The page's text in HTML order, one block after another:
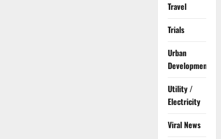
Travel
Trials
Urban
Development
Utility /
Electricity
Viral News